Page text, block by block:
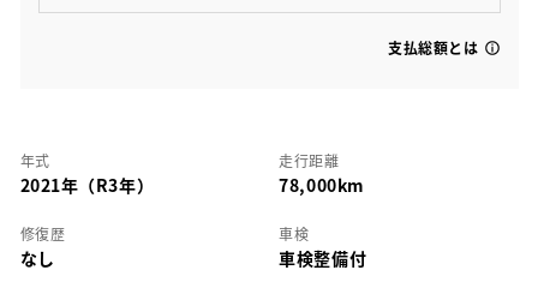
支払総額とは
年式
2021年（R3年）
走行距離
78,000km
修復歴
なし
車検
車検整備付